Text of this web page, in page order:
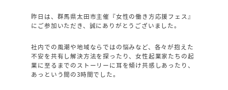
昨日は、群馬県太田市主催『女性の働き方応援フェス』
にご参加いただき、誠にありがとうございました。
社内での風潮や地域ならではの悩みなど、各々が抱えた
不安を共有し解決方法を探ったり、女性起業家たちの起
業に至るまでのストーリーに耳を傾け共感しあったり、
あっという間の3時間でした。